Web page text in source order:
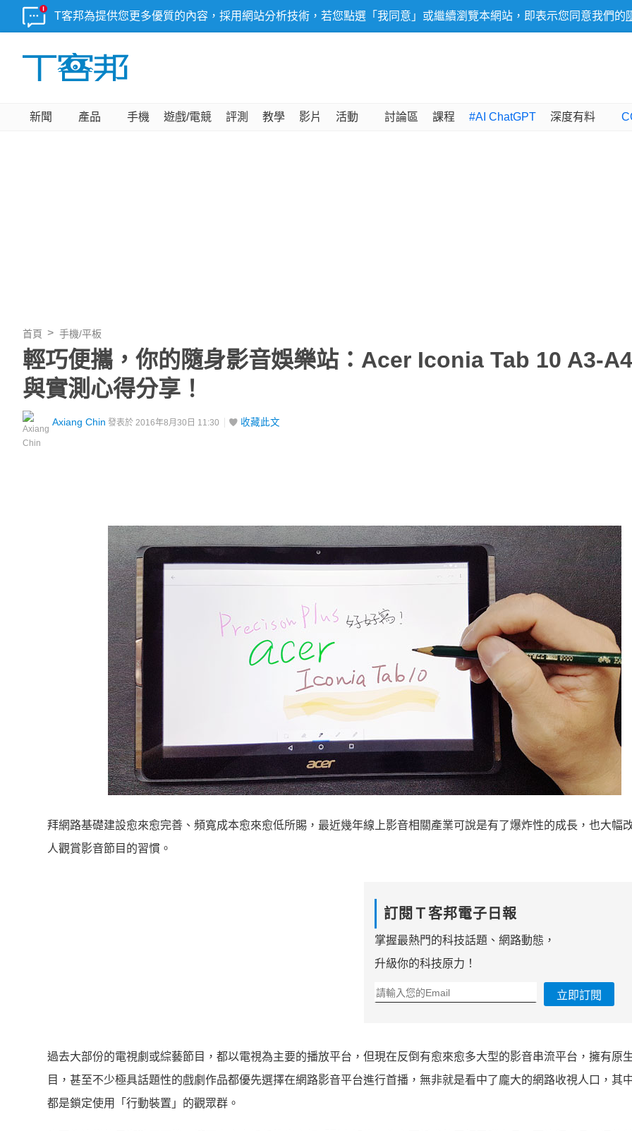
T客邦為提供您更多優質的內容，採用網站分析技術，若您點選「我同意」或繼續瀏覽本網站，即表示您同意我們的
新聞 產品 手機 遊戲/電競 評測 教學 影片 活動 討論區 課程 #AI ChatGPT 深度有料
首頁 手機/平板
輕巧便攜，你的隨身影音娛樂站：Acer Iconia Tab 10 A3-
與實測心得分享！
Axiang Chin 發表於 2016年8月30日 11:30 收藏此文
拜網路基礎建設愈來愈完善、頻寬成本愈來愈低所賜，最近幾年線上影音相關產業可說是有了爆炸性的成長，也大幅
人觀賞影音節目的習慣。
訂閱Ｔ客邦電子日報
掌握最熱門的科技話題、網路動態，
升級你的科技原力！
立即訂閱
過去大部份的電視劇或綜藝節目，都以電視為主要的播放平台，但現在反倒有愈來愈多大型的影音串流平台，擁有原
目，甚至不少極具話題性的戲劇作品都優先選擇在網路影音平台進行首播，無非就是看中了龐大的網路收視人口，其
都是鎖定使用「行動裝置」的觀眾群。